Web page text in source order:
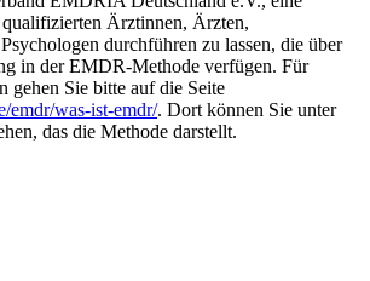
Ärztinnen, Ärzten,
durchführen zu lassen, die über
in der EMDR-Methode verfügen. Für
gehen Sie bitte auf die Seite
emdr/was-ist-emdr/. Dort können Sie unter
das die Methode darstellt.